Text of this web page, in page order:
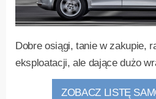
Dobre osiągi, tanie w zakupie,
eksploatacji, ale dające dużo
ZOBACZ LISTĘ